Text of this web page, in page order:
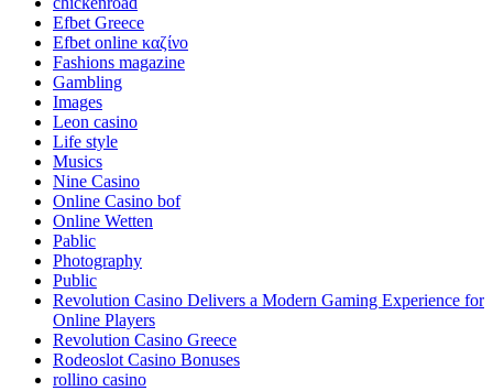
Efbet Greece
Efbet online καζίνο
Fashions magazine
Gambling
Images
Leon casino
Life style
Musics
Nine Casino
Online Casino bof
Online Wetten
Pablic
Photography
Public
Revolution Casino Delivers a Modern Gaming Experience for
Online Players
Revolution Casino Greece
Rodeoslot Casino Bonuses
rollino casino